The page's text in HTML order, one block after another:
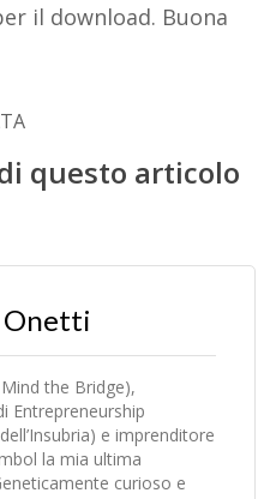
il download. Buona
questo articolo
the Bridge),
Entrepreneurship
e imprenditore
la mia ultima
curioso e